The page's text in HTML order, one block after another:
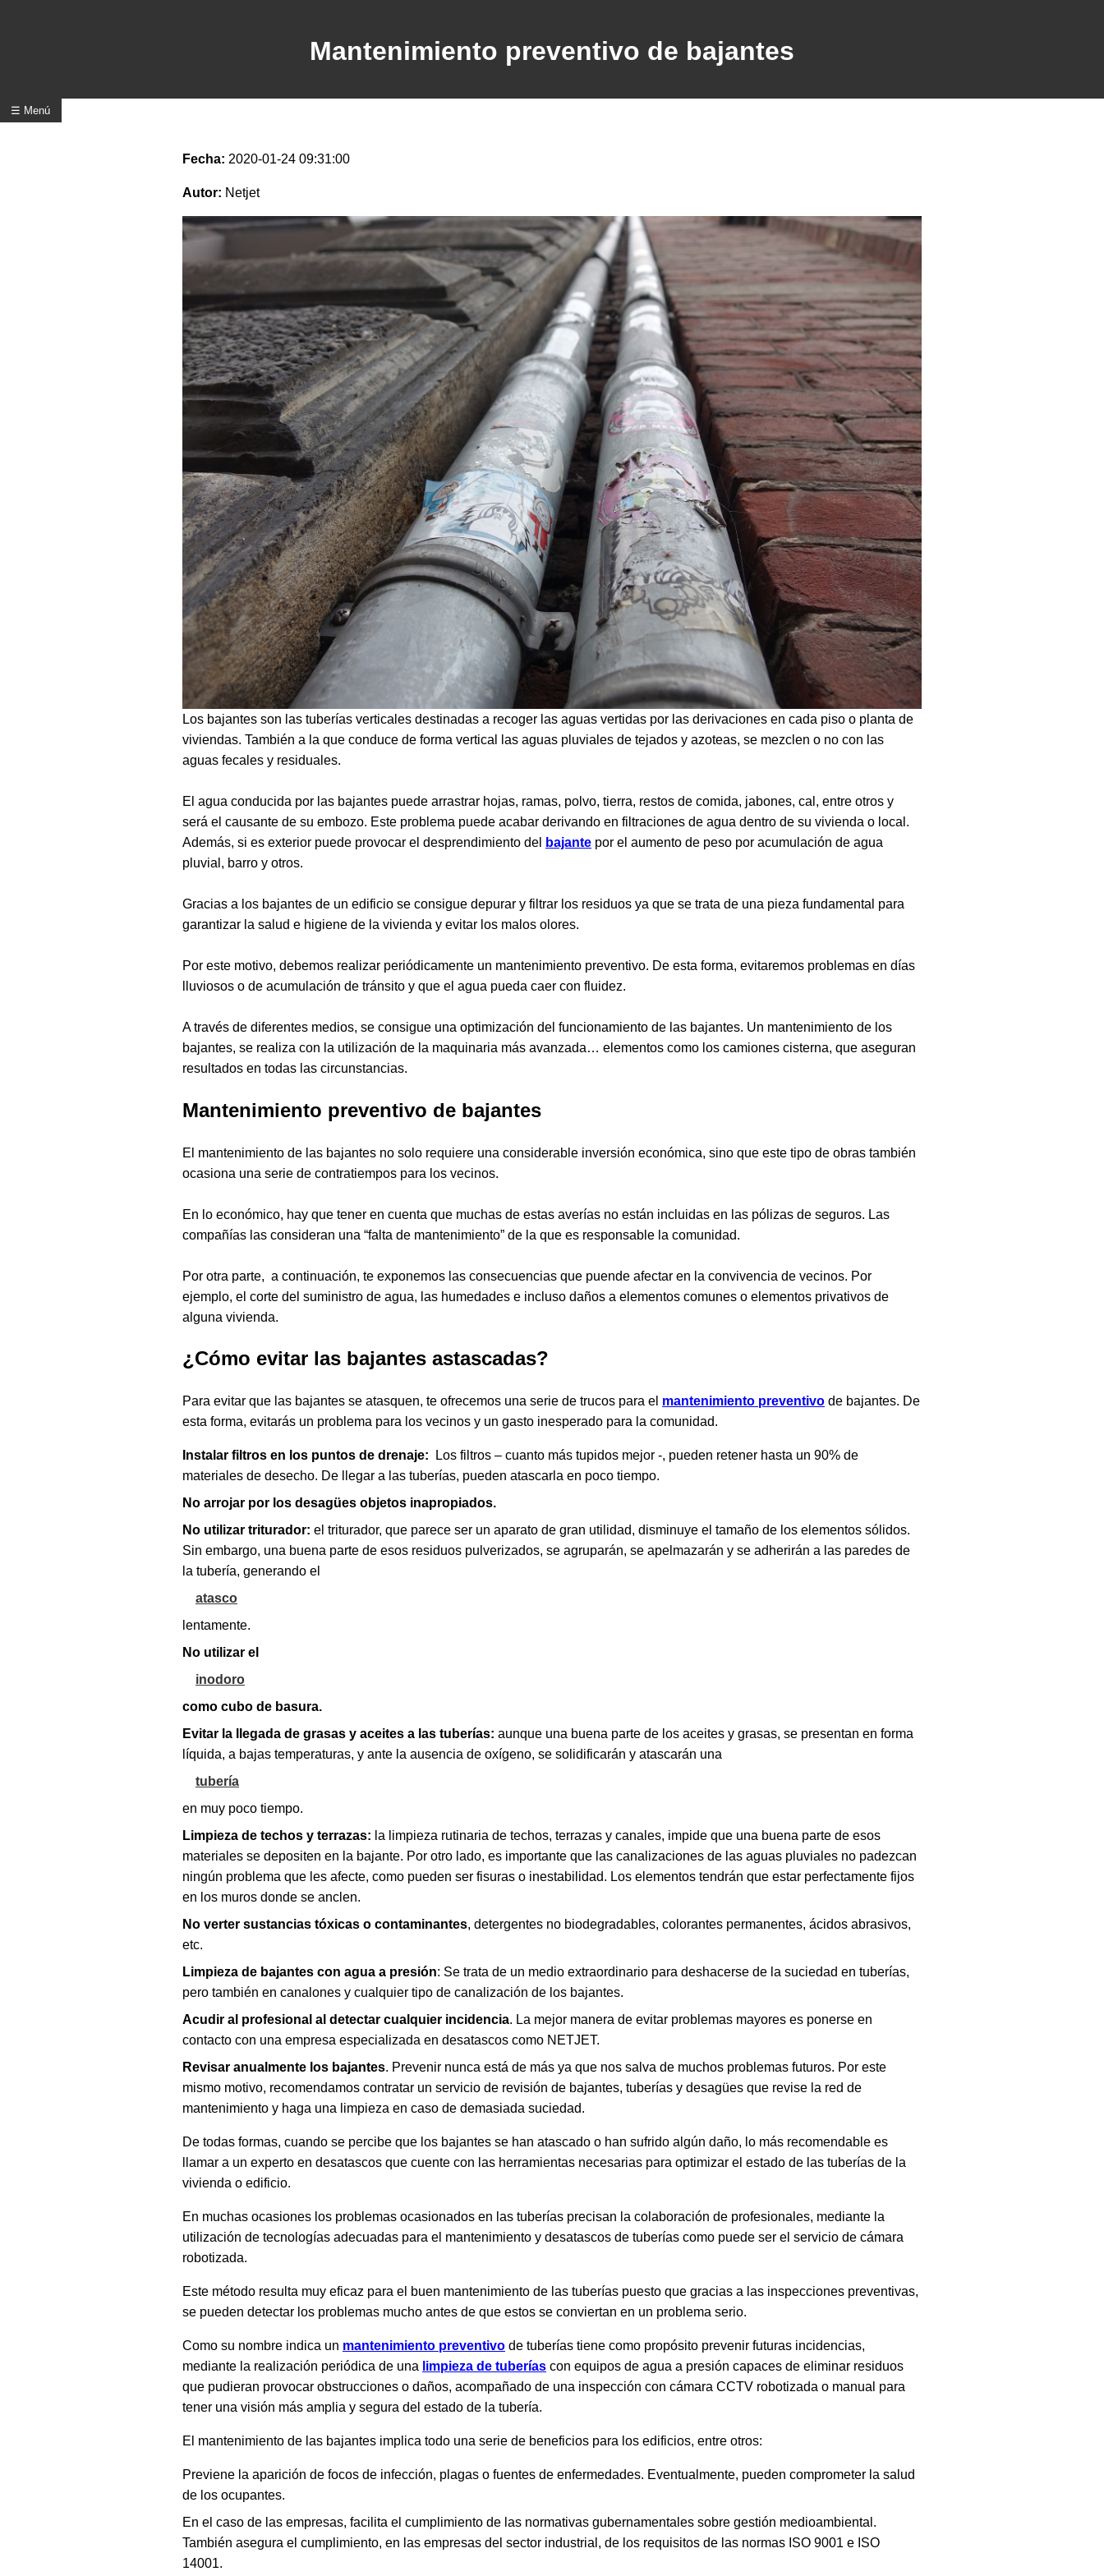
Mantenimiento preventivo de bajantes
☰ Menú
Fecha: 2020-01-24 09:31:00
Autor: Netjet
Los bajantes son las tuberías verticales destinadas a recoger las aguas vertidas por las derivaciones en cada piso o planta de
viviendas. También a la que conduce de forma vertical las aguas pluviales de tejados y azoteas, se mezclen o no con las
aguas fecales y residuales.
El agua conducida por las bajantes puede arrastrar hojas, ramas, polvo, tierra, restos de comida, jabones, cal, entre otros y
será el causante de su embozo. Este problema puede acabar derivando en filtraciones de agua dentro de su vivienda o local.
Además, si es exterior puede provocar el desprendimiento del
bajante por el aumento de peso por acumulación de agua
pluvial, barro y otros.
Gracias a los bajantes de un edificio se consigue depurar y filtrar los residuos ya que se trata de una pieza fundamental para
garantizar la salud e higiene de la vivienda y evitar los malos olores.
Por este motivo, debemos realizar periódicamente un mantenimiento preventivo. De esta forma, evitaremos problemas en días
lluviosos o de acumulación de tránsito y que el agua pueda caer con fluidez.
A través de diferentes medios, se consigue una optimización del funcionamiento de las bajantes. Un mantenimiento de los
bajantes, se realiza con la utilización de la maquinaria más avanzada… elementos como los camiones cisterna, que aseguran
resultados en todas las circunstancias.
Mantenimiento preventivo de bajantes
El mantenimiento de las bajantes no solo requiere una considerable inversión económica, sino que este tipo de obras también
ocasiona una serie de contratiempos para los vecinos.
En lo económico, hay que tener en cuenta que muchas de estas averías no están incluidas en las pólizas de seguros. Las
compañías las consideran una “falta de mantenimiento” de la que es responsable la comunidad.
Por otra parte, a continuación, te exponemos las consecuencias que puende afectar en la convivencia de vecinos. Por
ejemplo, el corte del suministro de agua, las humedades e incluso daños a elementos comunes o elementos privativos de
alguna vivienda.
¿Cómo evitar las bajantes astascadas?
Para evitar que las bajantes se atasquen, te ofrecemos una serie de trucos para el mantenimiento preventivo de bajantes. De
esta forma, evitarás un problema para los vecinos y un gasto inesperado para la comunidad.
Instalar filtros en los puntos de drenaje: Los filtros – cuanto más tupidos mejor -, pueden retener hasta un 90% de
materiales de desecho. De llegar a las tuberías, pueden atascarla en poco tiempo.
No arrojar por los desagües objetos inapropiados.
No utilizar triturador: el triturador, que parece ser un aparato de gran utilidad, disminuye el tamaño de los elementos sólidos.
Sin embargo, una buena parte de esos residuos pulverizados, se agruparán, se apelmazarán y se adherirán a las paredes de
la tubería, generando el
atasco
lentamente.
No utilizar el
inodoro
como cubo de basura.
Evitar la llegada de grasas y aceites a las tuberías: aunque una buena parte de los aceites y grasas, se presentan en forma
líquida, a bajas temperaturas, y ante la ausencia de oxígeno, se solidificarán y atascarán una
tubería
en muy poco tiempo.
Limpieza de techos y terrazas: la limpieza rutinaria de techos, terrazas y canales, impide que una buena parte de esos
materiales se depositen en la bajante. Por otro lado, es importante que las canalizaciones de las aguas pluviales no padezcan
ningún problema que les afecte, como pueden ser fisuras o inestabilidad. Los elementos tendrán que estar perfectamente fijos
en los muros donde se anclen.
No verter sustancias tóxicas o contaminantes, detergentes no biodegradables, colorantes permanentes, ácidos abrasivos,
etc.
Limpieza de bajantes con agua a presión: Se trata de un medio extraordinario para deshacerse de la suciedad en tuberías,
pero también en canalones y cualquier tipo de canalización de los bajantes.
Acudir al profesional al detectar cualquier incidencia. La mejor manera de evitar problemas mayores es ponerse en
contacto con una empresa especializada en desatascos como NETJET.
Revisar anualmente los bajantes. Prevenir nunca está de más ya que nos salva de muchos problemas futuros. Por este
mismo motivo, recomendamos contratar un servicio de revisión de bajantes, tuberías y desagües que revise la red de
mantenimiento y haga una limpieza en caso de demasiada suciedad.
De todas formas, cuando se percibe que los bajantes se han atascado o han sufrido algún daño, lo más recomendable es
llamar a un experto en desatascos que cuente con las herramientas necesarias para optimizar el estado de las tuberías de la
vivienda o edificio.
En muchas ocasiones los problemas ocasionados en las tuberías precisan la colaboración de profesionales, mediante la
utilización de tecnologías adecuadas para el mantenimiento y desatascos de tuberías como puede ser el servicio de cámara
robotizada.
Este método resulta muy eficaz para el buen mantenimiento de las tuberías puesto que gracias a las inspecciones preventivas,
se pueden detectar los problemas mucho antes de que estos se conviertan en un problema serio.
Como su nombre indica un mantenimiento preventivo de tuberías tiene como propósito prevenir futuras incidencias,
mediante la realización periódica de una limpieza de tuberías con equipos de agua a presión capaces de eliminar residuos
que pudieran provocar obstrucciones o daños, acompañado de una inspección con cámara CCTV robotizada o manual para
tener una visión más amplia y segura del estado de la tubería.
El mantenimiento de las bajantes implica todo una serie de beneficios para los edificios, entre otros:
Previene la aparición de focos de infección, plagas o fuentes de enfermedades. Eventualmente, pueden comprometer la salud
de los ocupantes.
En el caso de las empresas, facilita el cumplimiento de las normativas gubernamentales sobre gestión medioambiental.
También asegura el cumplimiento, en las empresas del sector industrial, de los requisitos de las normas ISO 9001 e ISO
14001.